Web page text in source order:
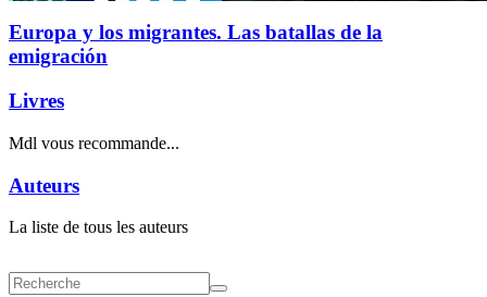
Europa y los migrantes. Las batallas de la
emigración
Livres
Mdl vous recommande...
Auteurs
La liste de tous les auteurs